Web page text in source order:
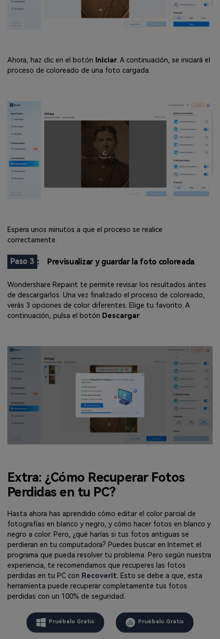
Ahora, haz clic en el botón Iniciar. A continuación, se iniciará el
proceso de coloreado de una foto cargada.
Espera unos minutos a que el proceso se realice
correctamente.
Paso 3 : Previsualizar y guardar la foto coloreada
Wondershare Repairit te permite revisar los resultados antes
de descargarlos. Una vez finalizado el proceso de coloreado,
verás 3 opciones de color diferentes. Elige tu favorito. A
continuación, pulsa el botón Descargar.
Extra: ¿Cómo Recuperar Fotos
Perdidas en tu PC?
Hasta ahora has aprendido cómo editar el color parcial de
fotografías en blanco y negro, y cómo hacer fotos en blanco y
negro a color. Pero, ¿qué harías si tus fotos antiguas se
perdieran en tu computadora? Puedes buscar en Internet el
programa que pueda resolver tu problema. Pero según nuestra
experiencia, te recomendamos que recuperes las fotos
perdidas en tu PC con Recoverit. Esto se debe a que, esta
herramienta puede recuperar completamente tus fotos
perdidas con un 100% de seguridad.
Pruébalo Gratis Pruébalo Gratis